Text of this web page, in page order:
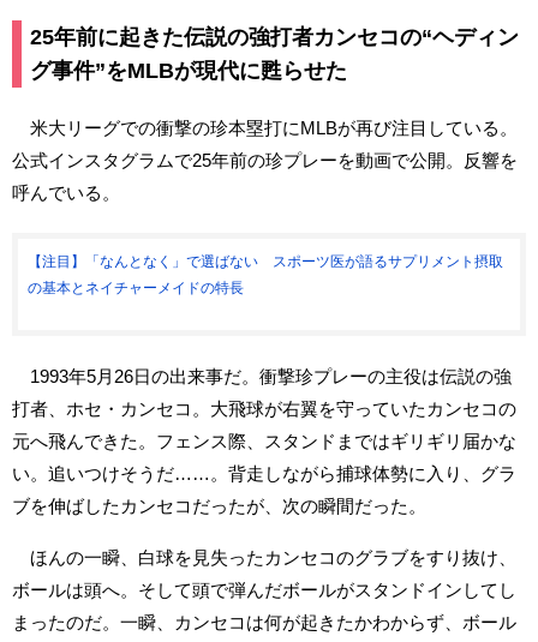
25年前に起きた伝説の強打者カンセコの“ヘディン
グ事件”をMLBが現代に甦らせた
米大リーグでの衝撃の珍本塁打にMLBが再び注目している。
公式インスタグラムで25年前の珍プレーを動画で公開。反響を
呼んでいる。
【注目】「なんとなく」で選ばない スポーツ医が語るサプリメント摂取
の基本とネイチャーメイドの特長
1993年5月26日の出来事だ。衝撃珍プレーの主役は伝説の強
打者、ホセ・カンセコ。大飛球が右翼を守っていたカンセコの
元へ飛んできた。フェンス際、スタンドまではギリギリ届かな
い。追いつけそうだ……。背走しながら捕球体勢に入り、グラ
ブを伸ばしたカンセコだったが、次の瞬間だった。
ほんの一瞬、白球を見失ったカンセコのグラブをすり抜け、
ボールは頭へ。そして頭で弾んだボールがスタンドインしてし
まったのだ。一瞬、カンセコは何が起きたかわからず、ボール